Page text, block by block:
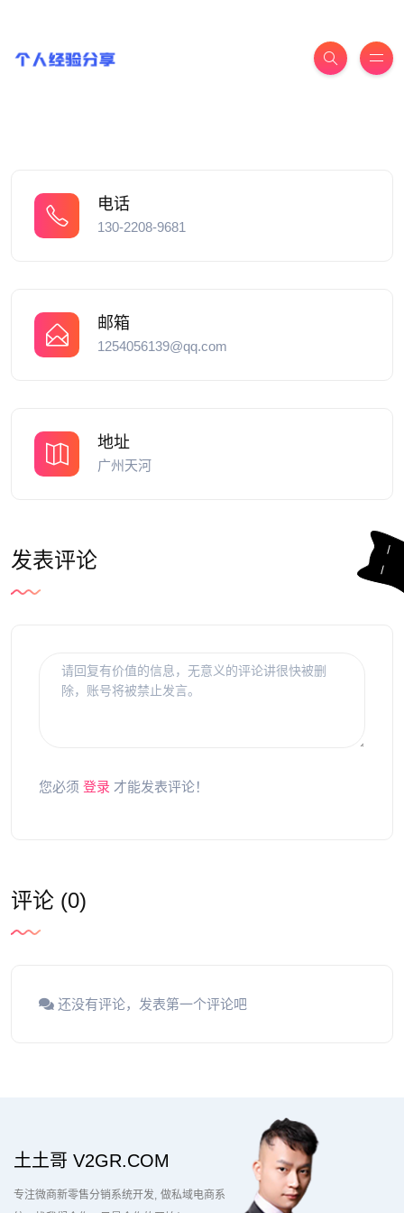
电话
130-2208-9681
邮箱
1254056139@qq.com
地址
广州天河
发表评论
您必须 登录 才能发表评论！
评论 (0)
还没有评论，发表第一个评论吧
土土哥 V2GR.COM
专注微商新零售分销系统开发 做私域电商系